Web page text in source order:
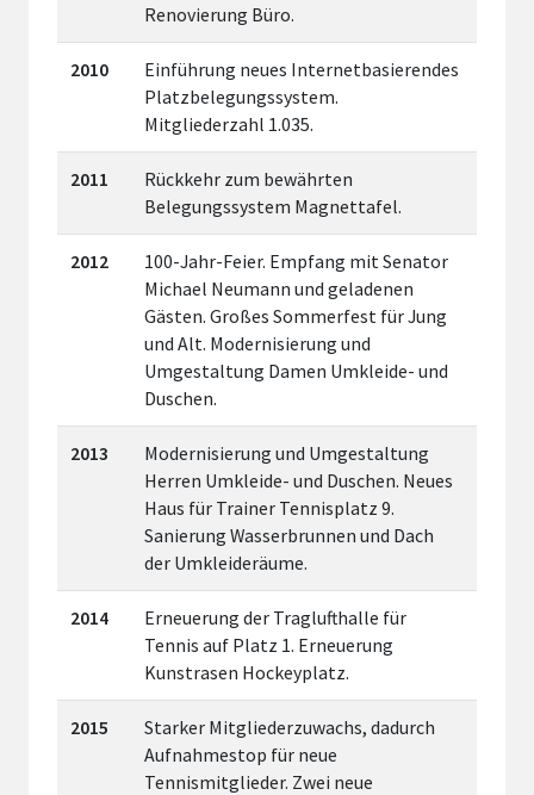
Renovierung Büro.
2010
Einführung neues Internetbasierendes
Platzbelegungssystem.
Mitgliederzahl 1.035.
2011
Rückkehr zum bewährten
Belegungssystem Magnettafel.
2012
100-Jahr-Feier. Empfang mit Senator
Michael Neumann und geladenen
Gästen. Großes Sommerfest für Jung
und Alt. Modernisierung und
Umgestaltung Damen Umkleide- und
Duschen.
2013
Modernisierung und Umgestaltung
Herren Umkleide- und Duschen. Neues
Haus für Trainer Tennisplatz 9.
Sanierung Wasserbrunnen und Dach
der Umkleideräume.
2014
Erneuerung der Traglufthalle für
Tennis auf Platz 1. Erneuerung
Kunstrasen Hockeyplatz.
2015
Starker Mitgliederzuwachs, dadurch
Aufnahmestop für neue
Tennismitglieder. Zwei neue